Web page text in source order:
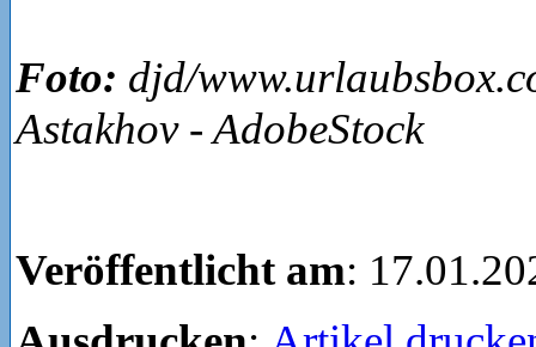
Foto: djd/
Astakhov - AdobeStock
Veröffentlicht am: